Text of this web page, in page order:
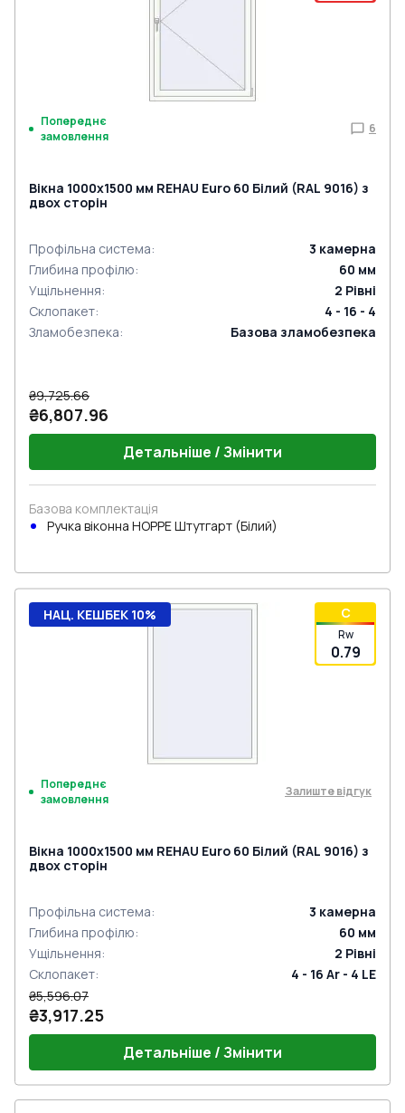
Попереднє
замовлення
6
Вікна 1000x1500 мм REHAU Euro 60 Білий (RAL 9016) з
двох сторін
Профільна система: 3 камерна
Глибина профілю: 60 мм
Ущільнення: 2 Рівні
Склопакет:
4 - 16 - 4
Зламобезпека: Базова зламобезпека
₴9,725.66
₴6,807.96
Детальніше / Змінити
Базова комплектація
Ручка віконна HOPPE Штутгарт (Білий)
C
Rw
0.79
НАЦ. КЕШБЕК 10%
Попереднє
замовлення
Залиште відгук
Вікна 1000x1500 мм REHAU Euro 60 Білий (RAL 9016) з
двох сторін
Профільна система: 3 камерна
Глибина профілю: 60 мм
Ущільнення: 2 Рівні
Склопакет:
4 - 16 Ar - 4 LE
₴5,596.07
₴3,917.25
Детальніше / Змінити